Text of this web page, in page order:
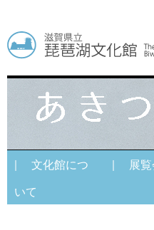
| 文化館につ
いて
| 展覧